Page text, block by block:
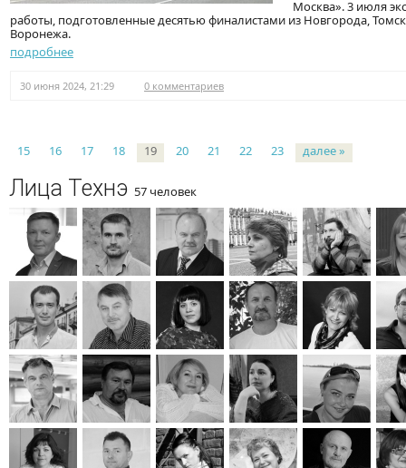
Москва». 3 июля
работы, подготовленные десятью финалистами из Новгорода,
Воронежа.
подробнее
30 июня 2024, 21:29 0 комментариев
Страницы
15 16 17 18 19 20 21 22 23 далее »
Лица Технэ 57 человек